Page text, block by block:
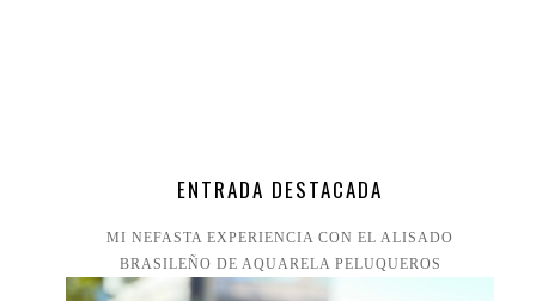
ENTRADA DESTACADA
MI NEFASTA EXPERIENCIA CON EL ALISADO
BRASILEÑO DE AQUARELA PELUQUEROS